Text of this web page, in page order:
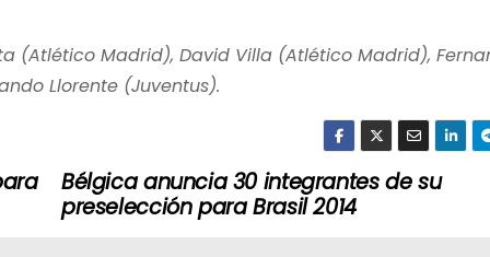
(Atlético Madrid), David Villa (Atlético Madrid),
Llorente (Juventus).
Bélgica anuncia 30 integrantes de su
preselección para Brasil 2014